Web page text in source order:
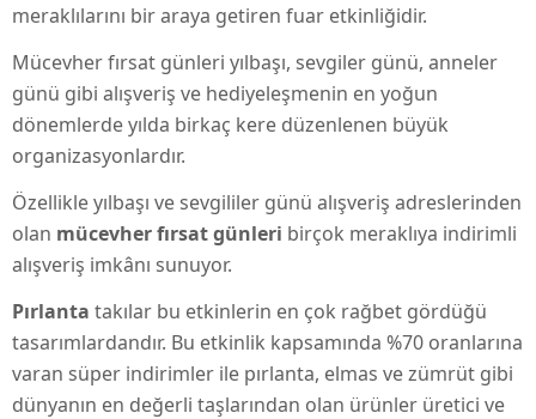
meraklılarını bir araya getiren fuar etkinliğidir.
Mücevher fırsat günleri yılbaşı, sevgiler günü, anneler
günü gibi alışveriş ve hediyeleşmenin en yoğun
dönemlerde yılda birkaç kere düzenlenen büyük
organizasyonlardır.
Özellikle yılbaşı ve sevgililer günü alışveriş adreslerinden
olan mücevher fırsat günleri birçok meraklıya indirimli
alışveriş imkânı sunuyor.
Pırlanta takılar bu etkinlerin en çok rağbet gördüğü
tasarımlardandır. Bu etkinlik kapsamında %70 oranlarına
varan süper indirimler ile pırlanta, elmas ve zümrüt gibi
dünyanın en değerli taşlarından olan ürünler üretici ve